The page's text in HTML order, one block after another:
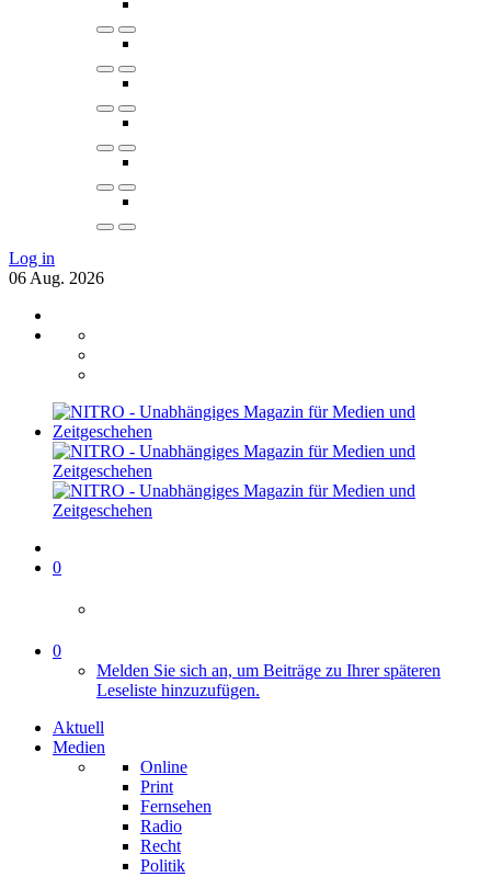
Log in
06 Aug. 2026
0
0
Melden Sie sich an, um Beiträge zu Ihrer späteren
Leseliste hinzuzufügen.
Aktuell
Medien
Online
Print
Fernsehen
Radio
Recht
Politik